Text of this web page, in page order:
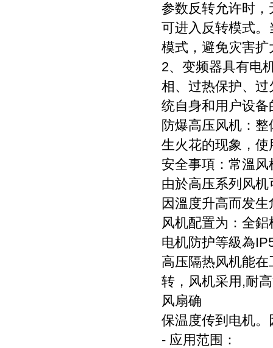
参数反转允许时
可进入反转模式
模式，避免灾害
2、变频器具有电
相、过热保护、
统自身和用户设备
防爆高压风机：
生火花的现象，
安全事項：常溫
由於高压系列风
因溫度升高而发
风机配置为：全
电机防护等級為
高压隔热风机能
转，风机采用,耐
风扇确
保温度传到电机
- 应用范围：